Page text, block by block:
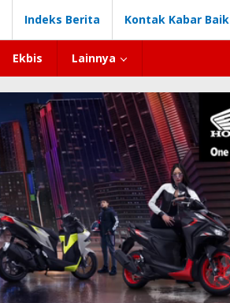
Indeks Berita Kontak Kabar Baik
Ekbis Lainnya